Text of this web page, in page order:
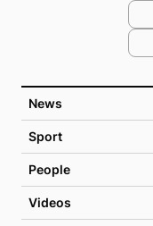
News
Sport
People
Videos